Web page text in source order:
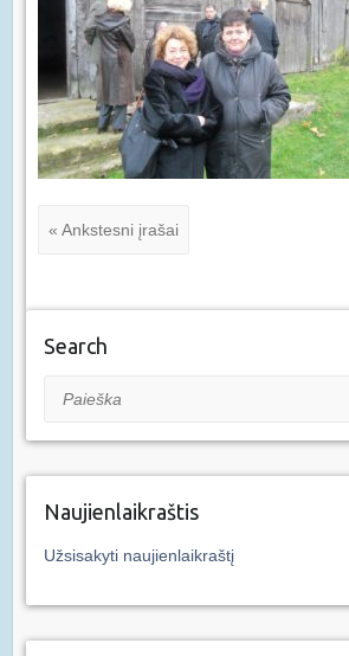
« Ankstesni įrašai
Search
Paieška
Naujienlaikraštis
Užsisakyti naujienlaikraštį